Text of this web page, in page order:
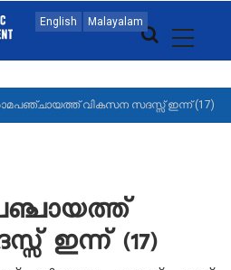
English Malayalam
MAIN
NAVIGATION
MALAYALAM
വികസന സദസ്സ് ഇന്ന് (17)
ഇന്ന് (17)